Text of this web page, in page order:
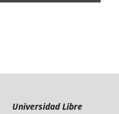
Universidad Libre